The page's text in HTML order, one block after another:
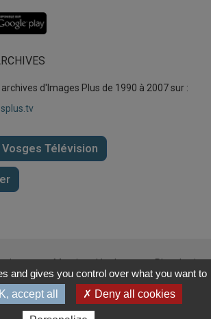
Application
Vosges
d'Images Plus de 1990 à 2007 sur :
Vosges Télévision
Mentions légales
Plan du site
de confidentialité Cookies
© 2025
and gives you control over what you want to
accept all ✗ Deny all cookies